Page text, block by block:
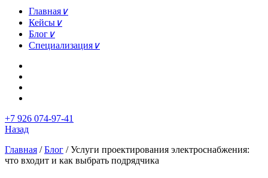
Главная ∨
Кейсы ∨
Блог ∨
Специализация ∨
+7 926 074-97-41
Назад
Главная /Блог /Услуги проектирования электроснабжения:
что входит и как выбрать подрядчика